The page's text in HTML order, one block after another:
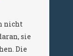
nicht
sie
Die